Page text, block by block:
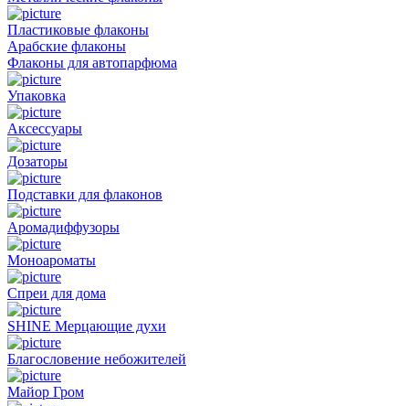
Пластиковые флаконы
Арабские флаконы
Флаконы для автопарфюма
Упаковка
Аксессуары
Дозаторы
Подставки для флаконов
Аромадиффузоры
Моноароматы
Спреи для дома
SHINE Мерцающие духи
Благословение небожителей
Майор Гром